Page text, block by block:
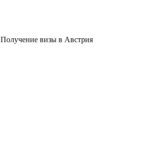
Получение визы в Австрия